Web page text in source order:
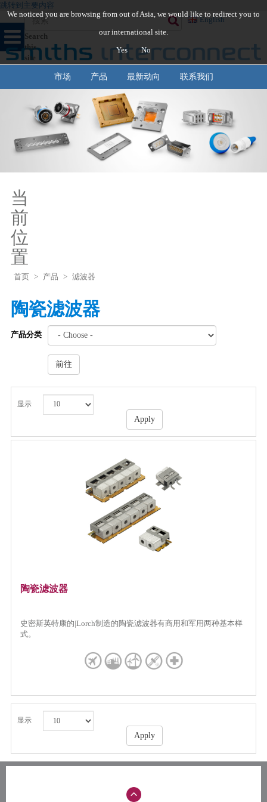
We noticed you are browsing from out of Asia, we would like to redirect you to
our international site.
Yes
No
跳转到主要内容
Search
this
site
English
市场 产品 最新动向 联系我们
当
前
位
置
首页 > 产品 > 滤波器
陶瓷滤波器
产品分类
前往
显示
Apply
陶瓷滤波器
史密斯英特康的|Lorch制造的陶瓷滤波器有商用和军用两种基本样
式。
显示
Apply